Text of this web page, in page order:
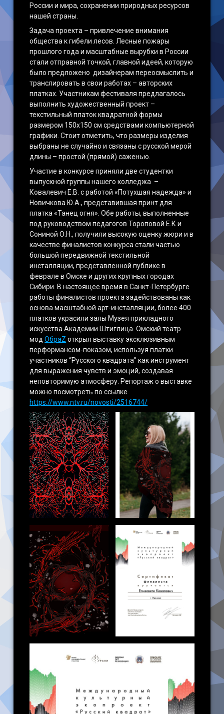
России и мира, сохранении природных ресурсов
нашей страны.
Задача проекта – привлечение внимания
общества к гибели лесов. Лесные пожары
прошлого года и масштабные вырубки в России
стали отправной точкой, главной идеей, которую
было предложено дизайнерам переосмыслить и
транслировать в свои работах – авторских
платках. Участникам фестиваля предлагалось
выполнить художественный проект –
текстильный платок квадратной формы
размером 150х150 см средствами компьютерной
графики. Стоит отметить, что размеры изделия
выбраны не случайно и связаны с русской мерой
длины – простой (прямой) саженью.
Участие в конкурсе приняли две студентки
выпускной группы нашего колледжа –
Ковалевич Е.В. с работой «Потухшая надежда» и
Новичкова Ю.А., представившая принт для
платка «Танец огня». Обе работы, выполненные
под руководством педагогов Тороповой Е.К и
Сониной О.Н., получили высокую оценку жюри и в
качестве финалистов конкурса стали частью
большой передвижной текстильной
инсталляции, представленной публике в
феврале в Омске и других крупных городах
Сибири. В настоящее время в Санкт-Петербурге
работы финалистов проекта задействованы как
основа масштабной арт-инсталляции, более 400
платков украсили залы Музея прикладного
искусства Академии Штиглица. Омский театр
модОбраZ открыл выставку эксклюзивным
перформансом-показом, используя платки
участников “Русского квадрата” как инструмент
для выражения чувств и эмоций, создавая
неповторимую атмосферу. Репортаж о выставке
можно посмотреть по ссылке
https://www.ntv.ru/novosti/2516744/